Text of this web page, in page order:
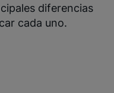
diferencias
cada uno.